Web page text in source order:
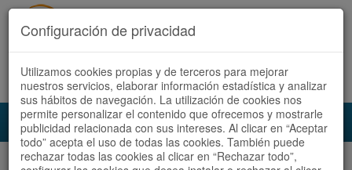
Acceder Registrate ahora Español | Català
Audioruta Todas las rutas
Configuración de privacidad
Utilizamos cookies propias y de terceros para mejorar
nuestros servicios, elaborar información estadística y analizar
sus hábitos de navegación. La utilización de cookies nos
permite personalizar el contenido que ofrecemos y mostrarle
publicidad relacionada con sus intereses. Al clicar en “Aceptar
todo” acepta el uso de todas las cookies. También puede
rechazar todas las cookies al clicar en “Rechazar todo”,